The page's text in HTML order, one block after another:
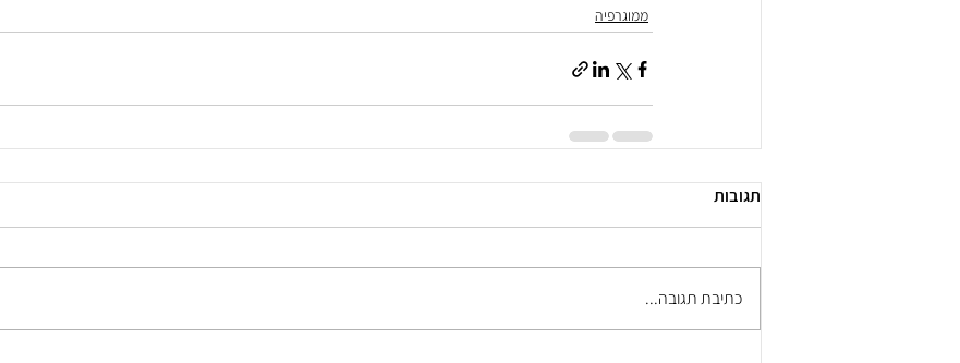
ממוגרפיה
תגובות
כתיבת תגובה...